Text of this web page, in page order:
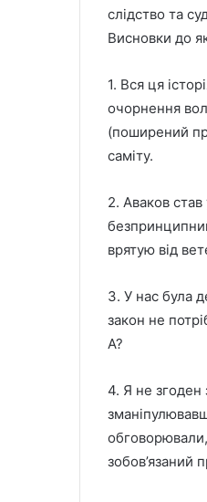
слідство та
Висновки до
1. Вся ця
очорнення
(поширений
саміту.
2. Аваков
врятую від
3. У нас була
закон не
А?
4. Я не згоден
зобов’язаний